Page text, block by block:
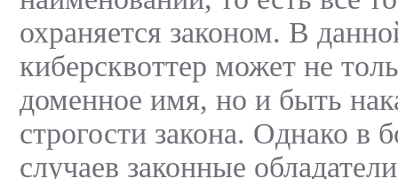
охраняется законом. В
киберсквоттер может не
доменное имя, но и быть
строгости закона. Однако в
случаев законные